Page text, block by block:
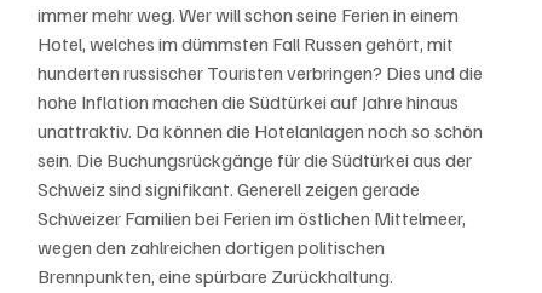
immer mehr weg. Wer will schon seine Ferien in einem
Hotel, welches im dümmsten Fall Russen gehört, mit
hunderten russischer Touristen verbringen? Dies und die
hohe Inflation machen die Südtürkei auf Jahre hinaus
unattraktiv. Da können die Hotelanlagen noch so schön
sein. Die Buchungsrückgänge für die Südtürkei aus der
Schweiz sind signifikant. Generell zeigen gerade
Schweizer Familien bei Ferien im östlichen Mittelmeer,
wegen den zahlreichen dortigen politischen
Brennpunkten, eine spürbare Zurückhaltung.